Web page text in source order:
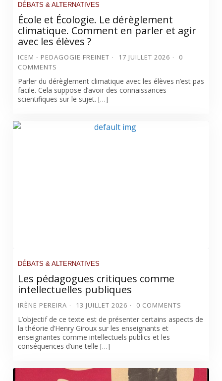
DÉBATS & ALTERNATIVES
École et Écologie. Le dérèglement
climatique. Comment en parler et agir
avec les élèves ?
ICEM - PEDAGOGIE FREINET 17 JUILLET 2026
0
COMMENTS
Parler du dérèglement climatique avec les élèves n’est pas
facile. Cela suppose d’avoir des connaissances
scientifiques sur le sujet. […]
DÉBATS & ALTERNATIVES
Les pédagogues critiques comme
intellectuelles publiques
IRÈNE PEREIRA 13 JUILLET 2026 0 COMMENTS
L’objectif de ce texte est de présenter certains aspects de
la théorie d’Henry Giroux sur les enseignants et
enseignantes comme intellectuels publics et les
conséquences d’une telle […]